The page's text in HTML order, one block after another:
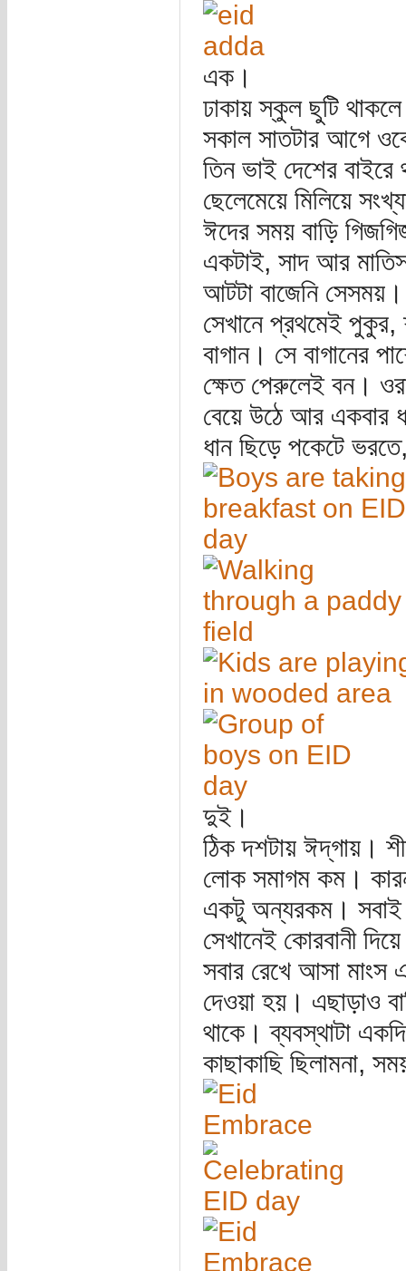
এক।
ঢাকায় স্কুল ছুটি থাকলে
সকাল সাতটার আগে
তিন ভাই দেশের বাইরে
ছেলেমেয়ে মিলিয়ে
ঈদের সময় বাড়ি
একটাই, সাদ আর
আটটা বাজেনি সেসময়।
সেখানে প্রথমেই পুকুর,
বাগান। সে বাগানের
ক্ষেত পেরুলেই বন।
বেয়ে উঠে আর একবার
ধান ছিড়ে পকেটে
দুই।
ঠিক দশটায় ঈদ্‌গায়।
লোক সমাগম কম।
একটু অন্যরকম। সবাই
সেখানেই কোরবানী
সবার রেখে আসা মাংস
দেওয়া হয়। এছাড়াও
থাকে। ব্যবস্থাটা
কাছাকাছি ছিলামনা,